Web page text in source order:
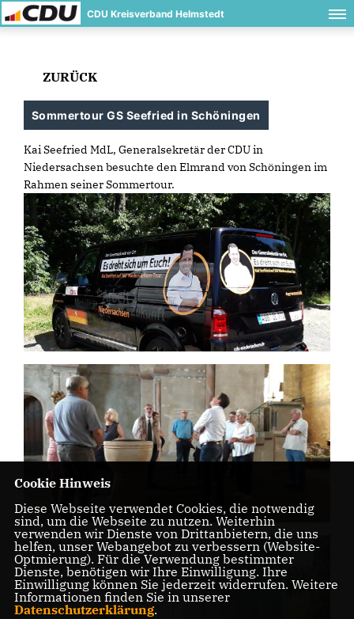
CDU Kreisverband Helmstedt
ZURÜCK
Sommertour GS Seefried in Schöningen
Kai Seefried MdL, Generalsekretär der CDU in
Niedersachsen besuchte den Elmrand von Schöningen im
Rahmen seiner Sommertour.
Cookie Hinweis
Diese Webseite verwendet Cookies, die notwendig
sind, um die Webseite zu nutzen. Weiterhin
verwenden wir Dienste von Drittanbietern, die uns
helfen, unser Webangebot zu verbessern (Website-
Optmierung). Für die Verwendung bestimmter
Dienste, benötigen wir Ihre Einwilligung. Ihre
Einwilligung können Sie jederzeit widerrufen. Weitere
Informationen finden Sie in unserer
Datenschutzerklärung.